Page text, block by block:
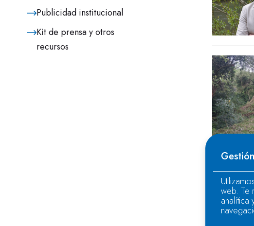
Publicidad institucional
Kit de prensa y otros
recursos
web. Te
analítica